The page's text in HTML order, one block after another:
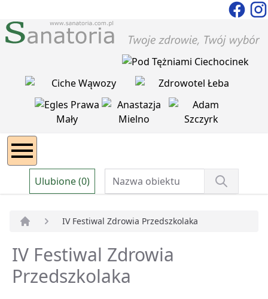
Ulubione (0)
IV Festiwal Zdrowia Przedszkolaka
IV Festiwal Zdrowia
Przedszkolaka